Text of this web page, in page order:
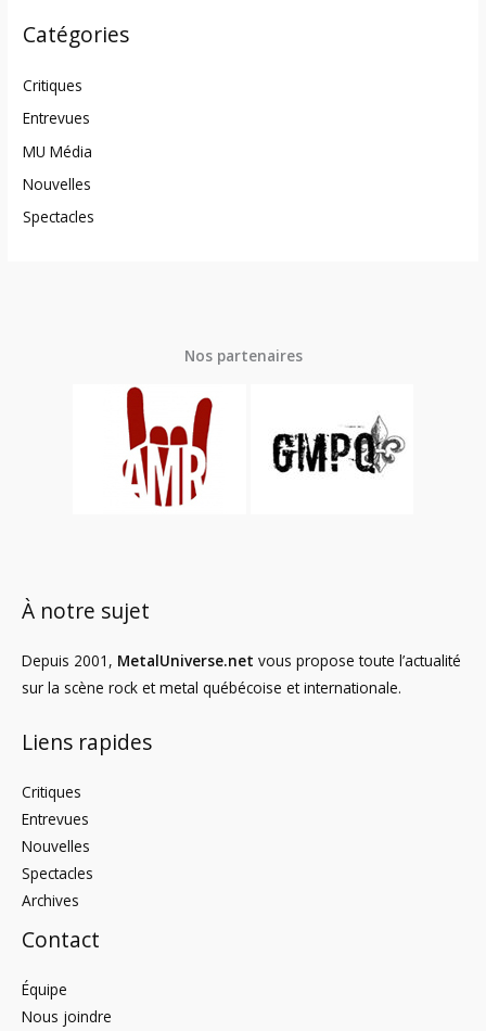
Catégories
Critiques
Entrevues
MU Média
Nouvelles
Spectacles
Nos partenaires
À notre sujet
Depuis 2001, MetalUniverse.net vous propose toute l’actualité
sur la scène rock et metal québécoise et internationale.
Liens rapides
Critiques
Entrevues
Nouvelles
Spectacles
Archives
Contact
Équipe
Nous joindre